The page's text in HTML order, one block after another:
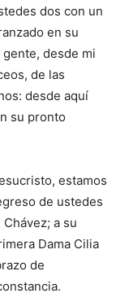
dos con un
en su
desde mi
de las
desde aquí
su pronto
estamos
de ustedes
a su
Dama Cilia
de